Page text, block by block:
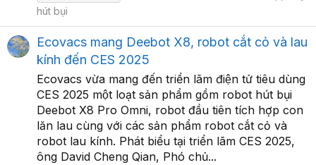
hút bụi
Ecovacs mang Deebot X8, robot cắt cỏ và lau
kính đến CES 2025
Ecovacs vừa mang đến triển lãm điện tử tiêu dùng
CES 2025 một loạt sản phẩm gồm robot hút bụi
Deebot X8 Pro Omni, robot đầu tiên tích hợp con
lăn lau cùng với các sản phẩm robot cắt cỏ và
robot lau kính. Phát biểu tại triển lãm CES 2025,
ông David Cheng Qian, Phó chủ...